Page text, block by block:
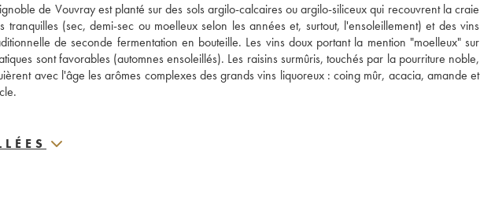
de Vouvray est planté sur des sols argilo-calcaires ou argilo-siliceux qui recouvrent la craie
(sec, demi-sec ou moelleux selon les années et, surtout, l'ensoleillement) et des vins
de seconde fermentation en bouteille. Les vins doux portant la mention "moelleux" sur
sont favorables (automnes ensoleillés). Les raisins surmûris, touchés par la pourriture noble,
avec l'âge les arômes complexes des grands vins liquoreux : coing mûr, acacia, amande et